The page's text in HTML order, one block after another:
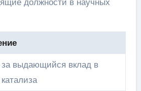
за выдающийся вклад в